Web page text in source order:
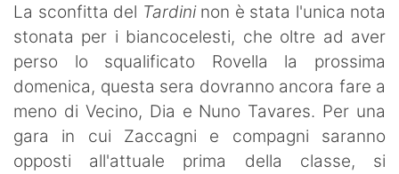
La sconfitta del Tardininon è stata l'unica nota
stonata per i biancocelesti, che oltre ad aver
perso lo squalificato Rovella la prossima
domenica, questa sera dovranno ancora fare a
meno di Vecino, Dia e Nuno Tavares. Per una
gara in cui Zaccagni e compagni saranno
opposti all'attuale prima della classe, si